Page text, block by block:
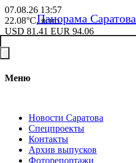
07.08.26 13:57
22.08°C, ясно
USD 81.41 EUR 94.06
Меню
Новости Саратова
Спецпроекты
Контакты
Архив выпусков
Фоторепортажи
Панорама Саратова